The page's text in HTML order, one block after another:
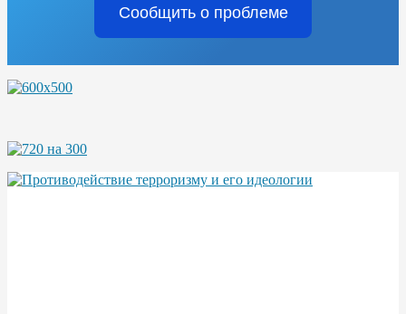
Сообщить о проблеме